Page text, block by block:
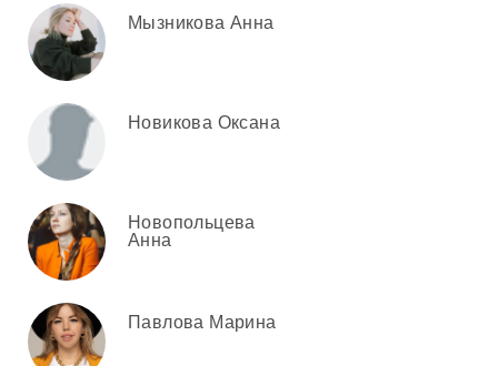
Мызникова Анна
Новикова Оксана
Новопольцева
Анна
Павлова Марина